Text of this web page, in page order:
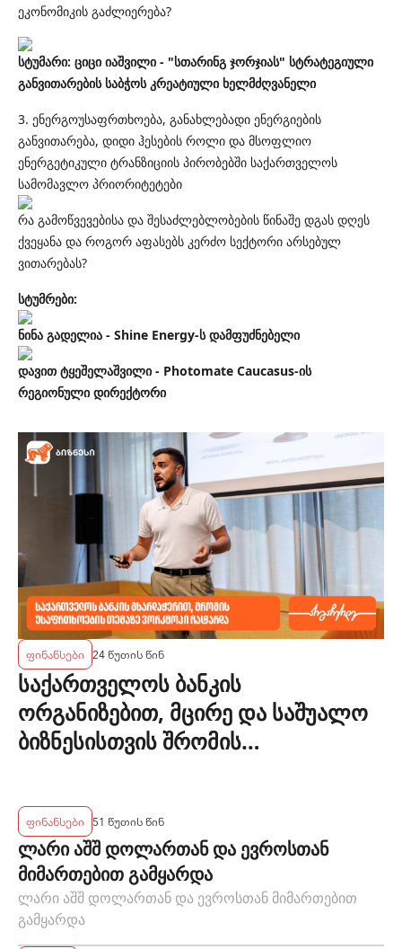
ეკონომიკის გაძლიერება?
სტუმარი: ციცი იაშვილი - "სთარინგ ჯორჯიას" სტრატეგიული
განვითარების საბჭოს კრეატიული ხელმძღვანელი
3. ენერგოუსაფრთხოება, განახლებადი ენერგიების
განვითარება, დიდი ჰესების როლი და მსოფლიო
ენერგეტიკული ტრანზიციის პირობებში საქართველოს
სამომავლო პრიორიტეტები
რა გამოწვევებისა და შესაძლებლობების წინაშე დგას დღეს
ქვეყანა და როგორ აფასებს კერძო სექტორი არსებულ
ვითარებას?
სტუმრები:
ნინა გადელია - Shine Energy-ს დამფუძნებელი
დავით ტყეშელაშვილი - Photomate Caucasus-ის
რეგიონული დირექტორი
ფინანსები 24 წუთის წინ
საქართველოს ბანკის
ორგანიზებით, მცირე და საშუალო
ბიზნესისთვის შრომის
გაიმართა
ფინანსები 51 წუთის წინ
ლარი აშშ დოლართან და ევროსთან
მიმართებით გამყარდა
ლარი აშშ დოლართან და ევროსთან მიმართებით
გამყარდა